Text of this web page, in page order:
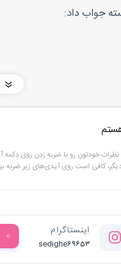
جواب داد:
دوخت. لب فشرد و با
سبد پیک‌نیک را از داخل
ظریفی پرسید:
کرد:
و رو می‌کرد.
نظرات خودتون رو با ضربه زدن روی
کافی است روی آیدی‌های زیر ضربه
اینستاگرام
sedighe6965۳